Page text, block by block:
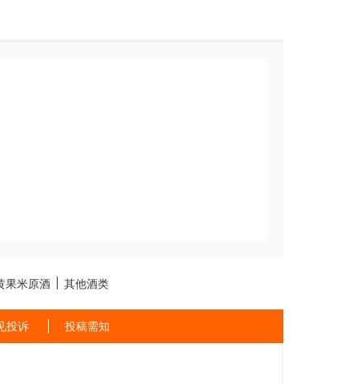
果米原酒 其他酒类
投诉 投稿需知